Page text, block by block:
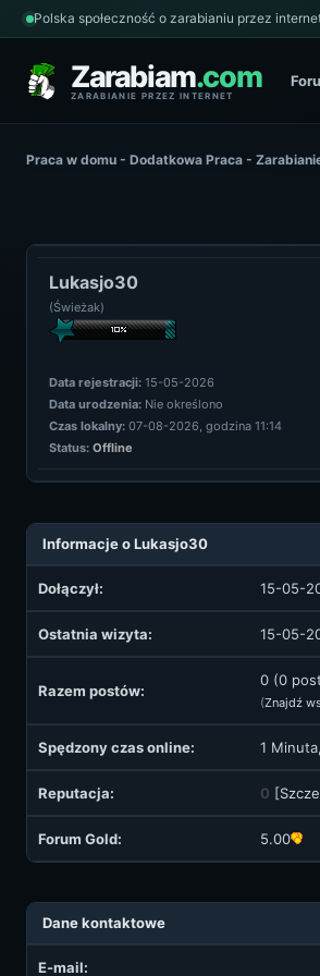
Polska społeczność o zarabianiu przez
Zarabiam.com
ZARABIANIE PRZEZ INTERNET
Praca w domu - Dodatkowa Praca -
Lukasjo30
(Świeżak)
Data rejestracji: 15-05-2026
Data urodzenia: Nie określono
Czas lokalny: 07-08-2026, godzina 11:14
Status: Offline
Informacje o Lukasjo30
Dołączył: 15-05-
Ostatnia wizyta: 15-05-
Razem postów:
0 (0
(Znajdź
Spędzony czas online: 1
Reputacja: 0 [
Forum Gold: 5.00
Dane kontaktowe
E-mail: